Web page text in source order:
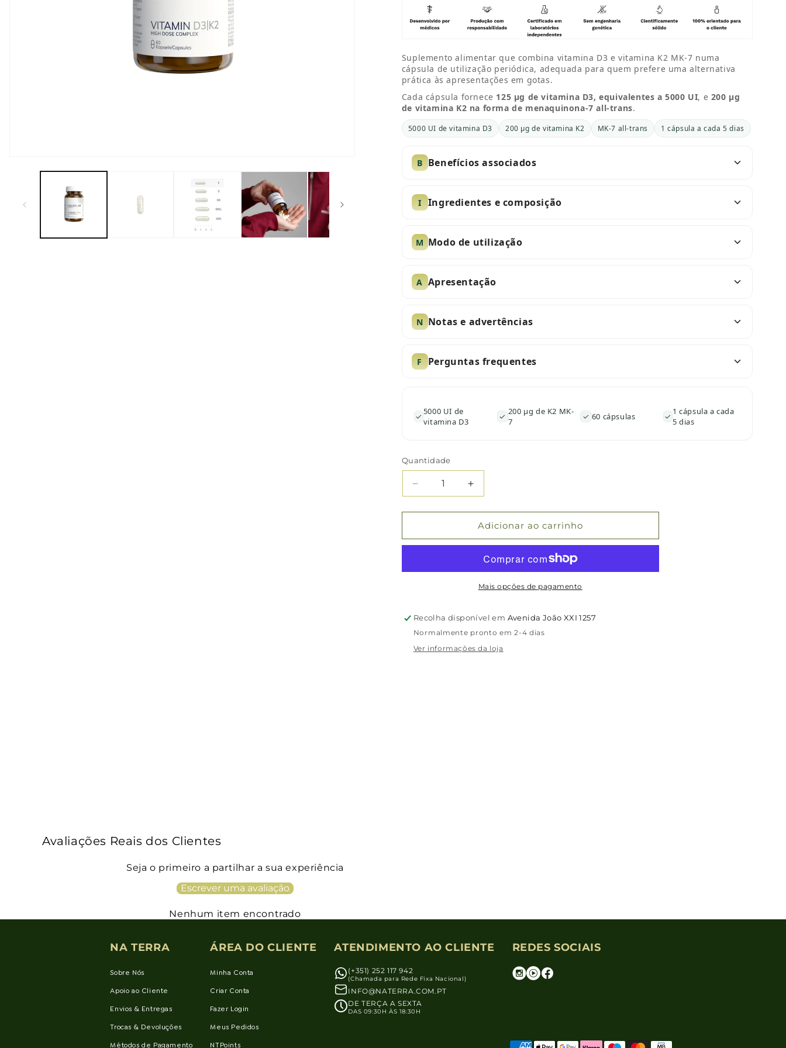
Suplemento alimentar que combina vitamina D3 e vitamina K2 MK-7 numa
cápsula de utilização periódica, adequada para quem prefere uma alternativa
prática às apresentações em gotas.
Cada cápsula fornece 125 µg de vitamina D3, equivalentes a 5000 UI, e 200 µg
de vitamina K2 na forma de menaquinona-7 all-trans.
5000 UI de vitamina D3 200 µg de vitamina K2 MK-7 all-trans 1 cápsula a cada 5 dias
B Benefícios associados
I Ingredientes e composição
M Modo de utilização
A Apresentação
N Notas e advertências
F Perguntas frequentes
✓ 5000 UI de
vitamina D3
✓ 200 µg de K2 MK-
7
✓ 60 cápsulas ✓ 1 cápsula a cada
5 dias
Quantidade
Quantidade
Diminuir
quantidade
Vitamin
–
Moleqlar
Aumentar
quantidade
de
Vitamin
–
60
Moleqlar
Adicionar ao carrinho
Mais opções de pagamento
Recolha disponível em Avenida João XXI 1257
Normalmente pronto em 2-4 dias
Ver informações da loja
Avaliações Reais dos Clientes
Seja o primeiro a partilhar a sua experiência
Escrever uma avaliação
Nenhum item encontrado
NA TERRA
Sobre Nós
Apoio ao Cliente
Envios & Entregas
Trocas & Devoluções
Métodos de Pagamento
ÁREA DO CLIENTE
Minha Conta
Criar Conta
Fazer Login
Meus Pedidos
NTPoints
ATENDIMENTO AO CLIENTE
(+351) 252 117 942
(Chamada para Rede Fixa Nacional)
INFO@NATERRA.COM.PT
DE TERÇA A SEXTA
DAS 09:30H ÀS 18:30H
REDES SOCIAIS